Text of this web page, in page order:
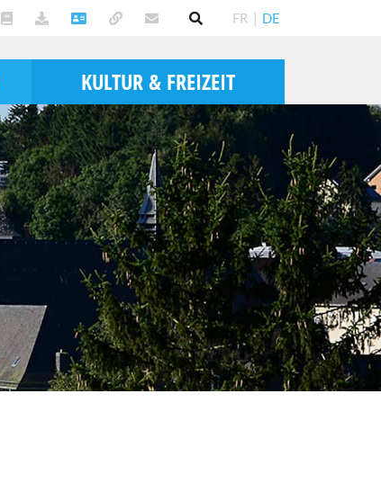
FR | DE
KULTUR & FREIZEIT